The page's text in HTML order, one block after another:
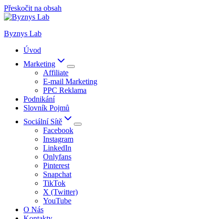
Přeskočit na obsah
Byznys Lab
Úvod
Marketing
Affiliate
E-mail Marketing
PPC Reklama
Podnikání
Slovník Pojmů
Sociální Sítě
Facebook
Instagram
LinkedIn
Onlyfans
Pinterest
Snapchat
TikTok
X (Twitter)
YouTube
O Nás